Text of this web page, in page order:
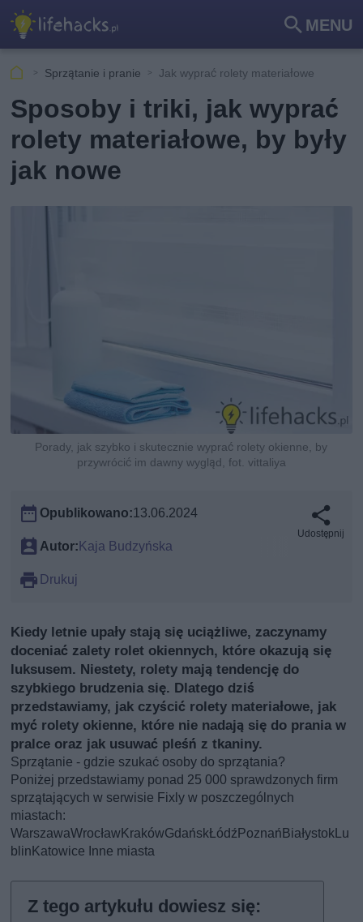
MENU
Szu
kaj
Sprzątanie i pranie Jak wyprać rolety materiałowe
Sposoby i triki, jak wyprać
rolety materiałowe, by były
jak nowe
Porady, jak szybko i skutecznie wyprać rolety okienne, by
przywrócić im dawny wygląd, fot. vittaliya
Opublikowano:13.06.2024
Autor:Kaja Budzyńska
Drukuj
Udostępnij
Kiedy letnie upały stają się uciążliwe, zaczynamy
doceniać zalety rolet okiennych, które okazują się
luksusem. Niestety, rolety mają tendencję do
szybkiego brudzenia się. Dlatego dziś
przedstawiamy, jak czyścić rolety materiałowe, jak
myć rolety okienne, które nie nadają się do prania w
pralce oraz jak usuwać pleśń z tkaniny.
Sprzątanie - gdzie szukać osoby do sprzątania?
Poniżej przedstawiamy ponad 25 000 sprawdzonych firm
sprzątających w serwisie Fixly w poszczególnych
miastach:
WarszawaWrocławKrakówGdańskŁódźPoznańBiałystokLu
blinKatowice Inne miasta